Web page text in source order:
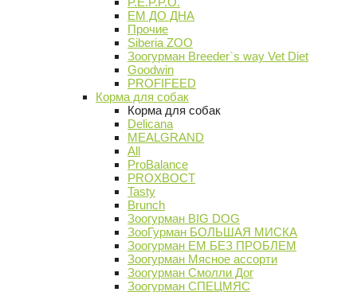
ЕМ ДО ДНА
Прочие
Siberia ZOO
Зоогурман Breeder`s way Vet Diet
Goodwin
PROFIFEED
Корма для собак
Корма для собак
Delicana
MEALGRAND
All
ProBalance
PROХВОСТ
Tasty
Brunch
Зоогурман BIG DOG
ЗооГурман БОЛЬШАЯ МИСКА
Зоогурман ЕМ БЕЗ ПРОБЛЕМ
Зоогурман Мясное ассорти
Зоогурман Смолли Дог
Зоогурман СПЕЦМЯС